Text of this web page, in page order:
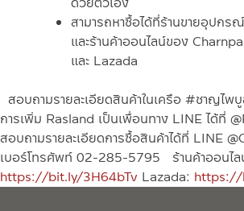
สามารถหาซื้อได้ที่ร้านขายอุปกร
และร้านค้าออนไลน์ของ
และ Lazada
สอบถามรายละเอียดสินค้าในเครือ #ชาญไ
การเพิ่ม Rasland เป็นเพื่อนทาง LINE ได้ที่
สอบถามรายละเอียดการซื้อสินค้าได้ที่ LINE
เบอร์โทรศัพท์ 02-285-5795
ร้านค้าออนไ
https://bit.ly/3H64bTv Lazada: https://